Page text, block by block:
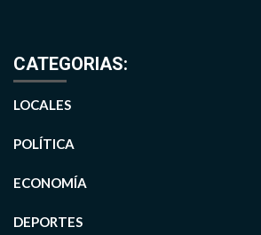
CATEGORIAS:
LOCALES
POLÍTICA
ECONOMÍA
DEPORTES